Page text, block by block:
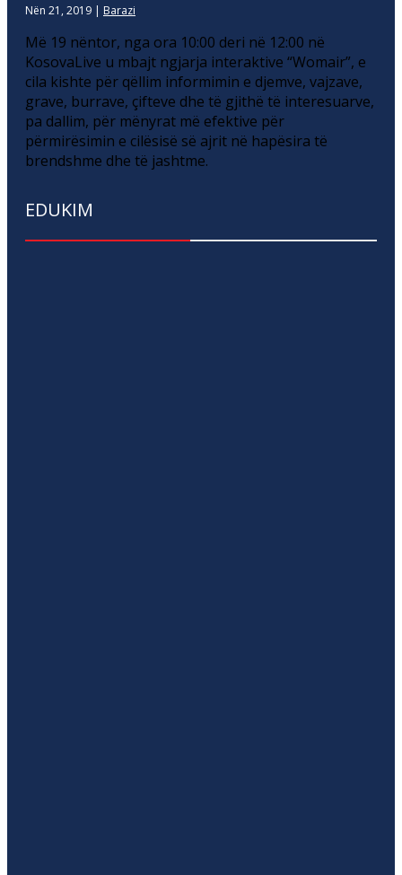
Nën 21, 2019 | Barazi
Më 19 nëntor, nga ora 10:00 deri në 12:00 në
KosovaLive u mbajt ngjarja interaktive “Womair”, e
cila kishte për qëllim informimin e djemve, vajzave,
grave, burrave, çifteve dhe të gjithë të interesuarve,
pa dallim, për mënyrat më efektive për
përmirësimin e cilësisë së ajrit në hapësira të
brendshme dhe të jashtme.
EDUKIM